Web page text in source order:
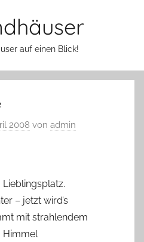
auf einen Blick!
2008 von admin
– jetzt wird’s
mit strahlendem
Himmel